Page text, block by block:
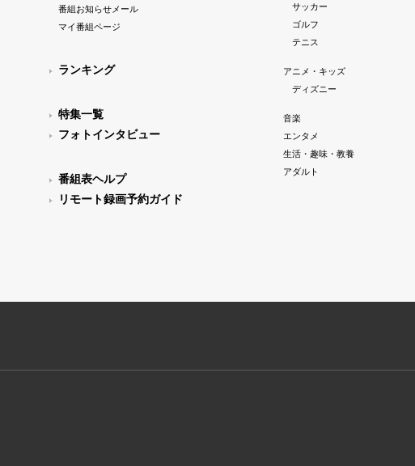
番組お知らせメール
マイ番組ページ
ランキング
特集一覧
フォトインタビュー
番組表ヘルプ
リモート録画予約ガイド
サッカー
ゴルフ
テニス
アニメ・キッズ
ディズニー
音楽
エンタメ
生活・趣味・教養
アダルト